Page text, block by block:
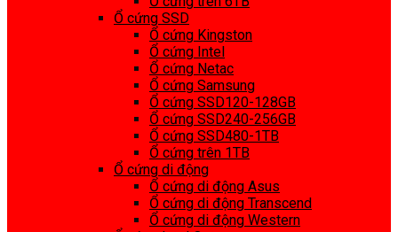
Ổ cứng SSD
Ổ cứng Kingston
Ổ cứng Intel
Ổ cứng Netac
Ổ cứng Samsung
Ổ cứng SSD120-128GB
Ổ cứng SSD240-256GB
Ổ cứng SSD480-1TB
Ổ cứng trên 1TB
Ổ cứng di động
Ổ cứng di động Asus
Ổ cứng di động Transcend
Ổ cứng di động Western